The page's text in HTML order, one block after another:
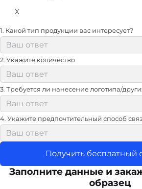
X
1. Какой тип продукции вас интересует?
2. Укажите количество
3. Требуется ли нанесение логотипа/
4. Укажите предпочтительный способ
Получить бесплатный
Заполните данные и
образец